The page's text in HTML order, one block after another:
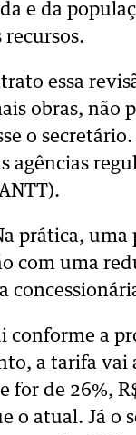
e da
recursos.
essa
obras, não
o
agências
prática, uma
com uma
a
a tarifa vai
for de 26%,
o atual. Já